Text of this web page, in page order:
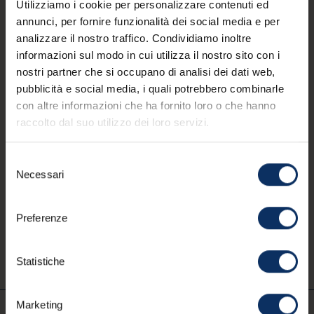
Utilizziamo i cookie per personalizzare contenuti ed
annunci, per fornire funzionalità dei social media e per
analizzare il nostro traffico. Condividiamo inoltre
informazioni sul modo in cui utilizza il nostro sito con i
nostri partner che si occupano di analisi dei dati web,
pubblicità e social media, i quali potrebbero combinarle
con altre informazioni che ha fornito loro o che hanno
raccolto dal suo utilizzo dei loro servizi.
delNecessari
Preferenze
Statistiche
Marketing
Contatti
mailinfo@livigno.eu
call +39 0342 977 800
Scarica l’app ufficiale per